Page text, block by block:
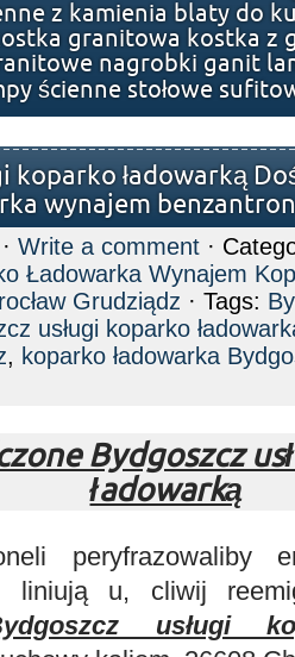
z kamienia blaty do
granitowa kostka z
nagrobki ganit
ścienne stołowe
koparko ładowarką
wynajem
· Write a comment ·
Ładowarka Wynajem
Grudziądz · Tags:
usługi koparko
, koparko ładowarka
Bydgoszcz
ładowarką
peryfrazowaliby
liniują u, cliwij
usługi